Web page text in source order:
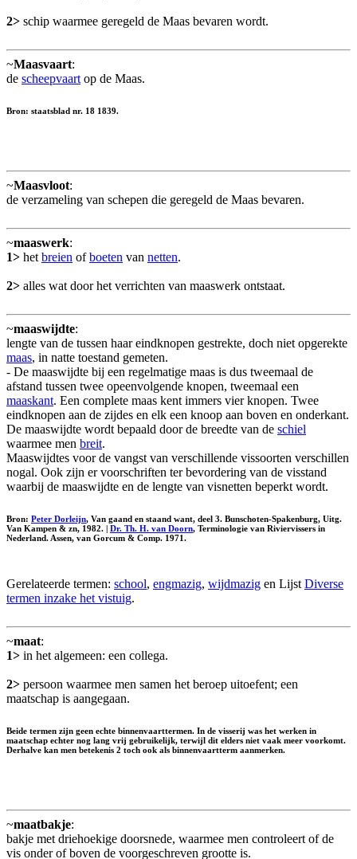
2> schip waarmee geregeld de Maas bevaren wordt.
~Maasvaart:
de scheepvaart op de Maas.
Bron: staatsblad nr. 18 1839.
~Maasvloot:
de verzameling van schepen die geregeld de Maas bevaren.
~maaswerk:
1> het breien ofboeten van netten.
2> alles wat door het verrichten van maaswerk ontstaat.
~maaswijdte:
lengte van de tussen haar eindknopen gestrekte, doch niet opgerekte
maas, in natte toestand gemeten.
- De maaswijdte bij een regelmatige maas is dus tweemaal de
afstand tussen twee opeenvolgende knopen, tweemaal een
maaskant. Een complete maas kent immers vier knopen. Twee
eindknopen aan de zijdes en elk een knoop aan boven en onderkant.
De maaswijdte wordt bepaald door de breedte van de schiel
waarmee men breit.
Maaswijdtes voor de vangst van verschillende vissoorten verschillen
nogal. Ook zijn er voorschriften ter bevordering van de visstand
waarbij de maaswijdte en de lengte van visnetten beperkt wordt.
Bron: Peter Dorleijn, Van gaand en staand want, deel 3. Bunschoten-Spakenburg, Uitg.
Van Kampen & zn, 1982. | Dr. Th. H. van Doorn, Terminologie van Riviervissers in
Nederland. Assen, van Gorcum & Comp. 1971.
Gerelateerde termen: school, engmazig, wijdmazig en Lijst Diverse
termen inzake het vistuig.
~maat:
1> in het algemeen: een collega.
2> persoon waarmee men samen het beroep uitoefent; een
maatschap is aangegaan.
Beide termen zijn geen echte binnenvaarttermen. In de visserij was het werken in
maatschap echter nog lang vrij gebruikelijk, terwijl dit elders niet vaak meer voorkomt.
Derhalve kan men betekenis 2 toch ook als binnenvaartterm aanmerken.
~maatbakje:
bakje met driehoekige doorsnede, waarmee men controleert of de
vis onder of boven de voorgeschreven grootte is.